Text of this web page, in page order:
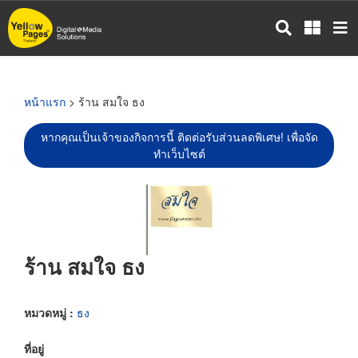
ข้าม
ไป
หน้าแรก > ร้าน สมใจ ธง
หากคุณเป็นเจ้าของกิจการนี้ ติดต่อรับส่วนลดพิเศษ! เพื่อจัด
ทำเว็บไซต์
ร้าน สมใจ ธง
หมวดหมู่ : ธง
ที่อยู่